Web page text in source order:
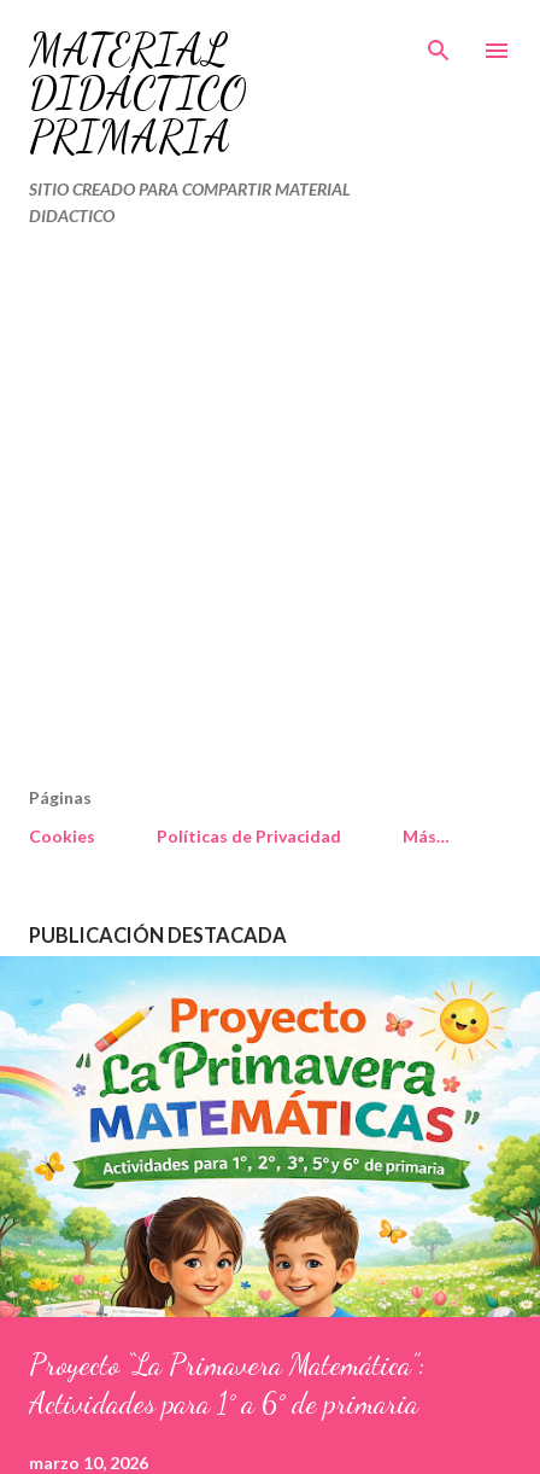
Ir al contenido principal
MATERIAL
DIDÁCTICO
PRIMARIA
SITIO CREADO PARA COMPARTIR MATERIAL
DIDACTICO
Páginas
Cookies
Políticas de Privacidad Más…
PUBLICACIÓN DESTACADA
Proyecto “La Primavera Matemática”:
Actividades para 1° a 6° de primaria
marzo 10, 2026